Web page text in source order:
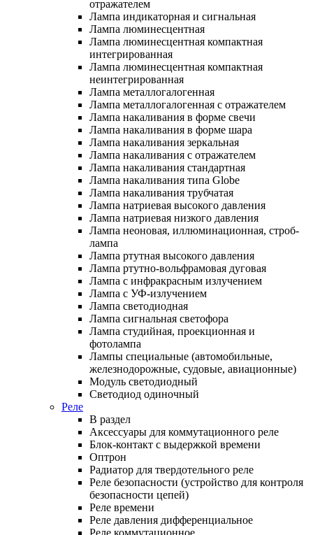
отражателем
Лампа индикаторная и сигнальная
Лампа люминесцентная
Лампа люминесцентная компактная
интегрированная
Лампа люминесцентная компактная
неинтегрированная
Лампа металлогалогенная
Лампа металлогалогенная с отражателем
Лампа накаливания в форме свечи
Лампа накаливания в форме шара
Лампа накаливания зеркальная
Лампа накаливания с отражателем
Лампа накаливания стандартная
Лампа накаливания типа Globe
Лампа накаливания трубчатая
Лампа натриевая высокого давления
Лампа натриевая низкого давления
Лампа неоновая, иллюминационная, строб-
лампа
Лампа ртутная высокого давления
Лампа ртутно-вольфрамовая дуговая
Лампа с инфракрасным излучением
Лампа с УФ-излучением
Лампа светодиодная
Лампа сигнальная светофора
Лампа студийная, проекционная и
фотолампа
Лампы специальные (автомобильные,
железнодорожные, судовые, авиационные)
Модуль светодиодный
Светодиод одиночный
Реле
В раздел
Аксессуары для коммутационного реле
Блок-контакт с выдержкой времени
Оптрон
Радиатор для твердотельного реле
Реле безопасности (устройство для контроля
безопасности цепей)
Реле времени
Реле давления дифференциальное
Реле коммутационное